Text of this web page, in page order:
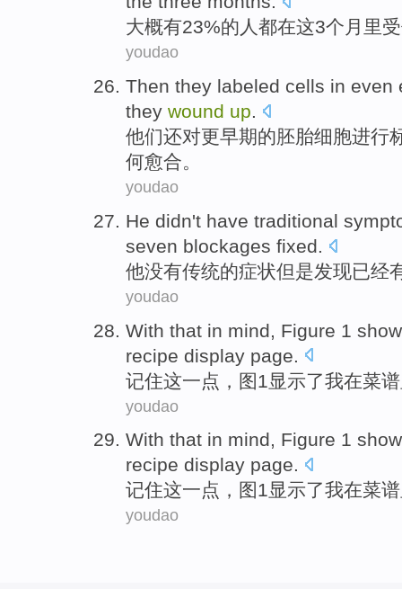
大概有23%的 人 都在这3个 月里
youdao
Then they labeled cells in even
they wound up.
他们还对更早期的胚胎细胞进行
何愈合。
youdao
He didn't have traditional
seven blockages fixed.
他没有传统的症状但是发现已经
youdao
With that in mind, Figure 1
recipe display page
记住这一点， 图1 显示了我在菜谱
youdao
With that in mind, Figure 1
recipe display page.
记住这一点， 图1显示了我在菜谱
youdao